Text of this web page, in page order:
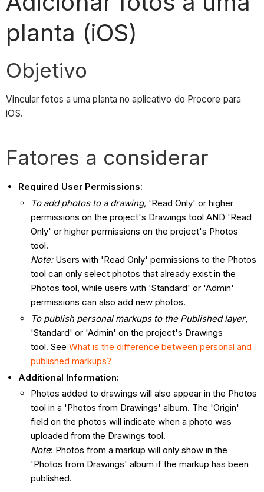
planta (iOS)
Objetivo
Vincular fotos a uma planta no aplicativo do Procore para
iOS.
Fatores a considerar
Required User Permissions:
To add photos to a drawing, 'Read Only' or higher
permissions on the project's Drawings tool AND 'Read
Only' or higher permissions on the project's Photos
tool.
Note: Users with 'Read Only' permissions to the Photos
tool can only select photos that already exist in the
Photos tool, while users with 'Standard' or 'Admin'
permissions can also add new photos.
To publish personal markups to the Published layer,
'Standard' or 'Admin' on the project's Drawings
tool. SeeWhat is the difference between personal and
published markups?
Additional Information:
Photos added to drawings will also appear in the Photos
tool in a 'Photos from Drawings' album. The 'Origin'
field on the photos will indicate when a photo was
uploaded from the Drawings tool.
Note: Photos from a markup will only show in the
'Photos from Drawings' album if the markup has been
published.